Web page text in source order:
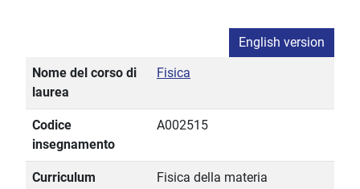
English version
Nome del corso di
laurea
Fisica
Codice
insegnamento
A002515
Curriculum Fisica della materia